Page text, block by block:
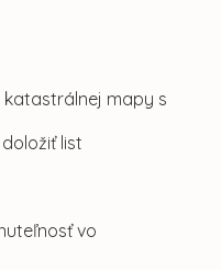
katastrálnej mapy s
list
vo